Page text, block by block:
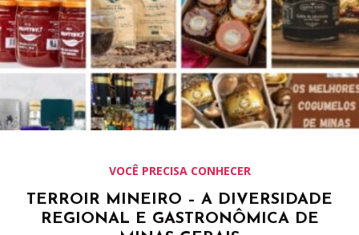
VOCÊ PRECISA CONHECER
TERROIR MINEIRO – A DIVERSIDADE
REGIONAL E GASTRONÔMICA DE